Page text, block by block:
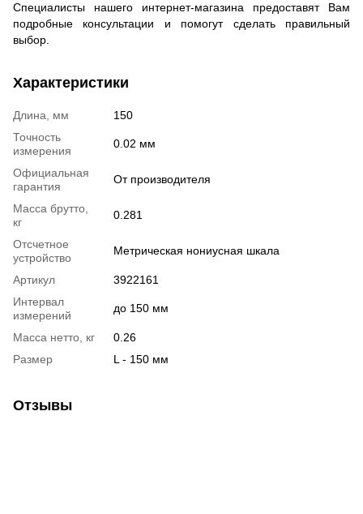
Специалисты нашего интернет-магазина предоставят Вам
подробные консультации и помогут сделать правильный
выбор.
Характеристики
Длина, мм
150
Точность
измерения
0.02 мм
Официальная
гарантия
От производителя
Масса брутто,
кг
0.281
Отсчетное
устройство
Метрическая нониусная шкала
Артикул
3922161
Интервал
измерений
до 150 мм
Масса нетто, кг
0.26
Размер
L - 150 мм
Отзывы